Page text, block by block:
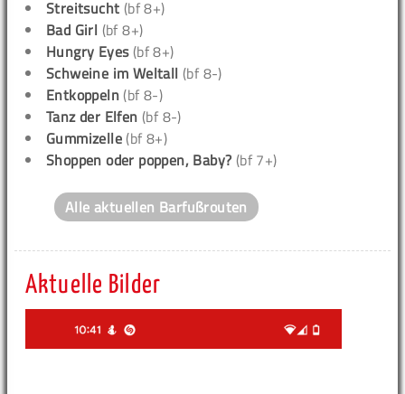
Streitsucht (bf 8+)
Bad Girl (bf 8+)
Hungry Eyes(bf 8+)
Schweine im Weltall (bf 8-)
Entkoppeln (bf 8-)
Tanz der Elfen (bf 8-)
Gummizelle (bf 8+)
Shoppen oder poppen, Baby? (bf 7+)
Alle aktuellen Barfußrouten
Aktuelle Bilder